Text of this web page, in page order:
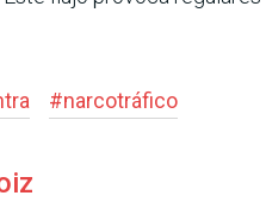
#narcotráfico